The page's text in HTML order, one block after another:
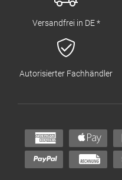
Versandfrei in DE *
Autorisierter Fachhändler